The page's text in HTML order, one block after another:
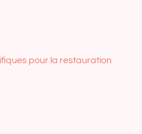
pour la restauration